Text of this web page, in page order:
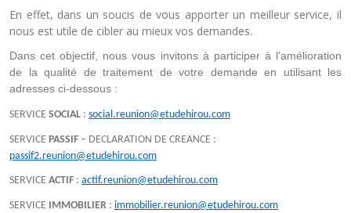
En effet, dans un soucis de vous apporter un meilleur service, il
nous est utile de cibler au mieux vos demandes.
Dans cet objectif, nous vous invitons à participer à l'amélioration
de la qualité de traitement de votre demande en utilisant les
adresses ci-dessous :
SERVICE SOCIAL : social.reunion@etudehirou.com
SERVICE PASSIF – DECLARATION DE CREANCE :
passif2.reunion@etudehirou.com
SERVICE ACTIF : actif.reunion@etudehirou.com
SERVICE IMMOBILIER : immobilier.reunion@etudehirou.com